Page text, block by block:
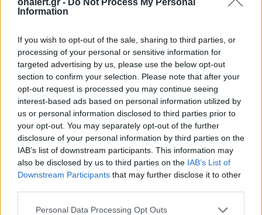
Information
If you wish to opt-out of the sale, sharing to third parties, or
processing of your personal or sensitive information for
targeted advertising by us, please use the below opt-out
section to confirm your selection. Please note that after your
opt-out request is processed you may continue seeing
interest-based ads based on personal information utilized by
us or personal information disclosed to third parties prior to
your opt-out. You may separately opt-out of the further
disclosure of your personal information by third parties on the
IAB’s list of downstream participants. This information may
also be disclosed by us to third parties on the IAB’s List of
Downstream Participants that may further disclose it to other
Personal Data Processing Opt Outs
Ο Καναδάς αύξησε θεαματικά τις αμυντικές δαπάνες
του αφότου ανέλαβε την εξουσία ο Μαρκ Κάρνεϊ την
82 δισεκ. καναδικά δολάρια σε πέντε χρόνια, ώστε
να ευθυγραμμιστεί προοδευτικά με τον στόχο του
NATO να ανέρχονται στο 5% του ΑΕΠ ως το 2035.
Πηγή: ΑΠΕ – ΜΠΕ
ΔΙΑΦΗΜΙΣΗ